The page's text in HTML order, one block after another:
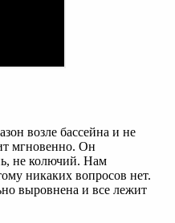
возле бассейна и не
мгновенно. Он
не колючий. Нам
никаких вопросов нет.
выровнена и все лежит